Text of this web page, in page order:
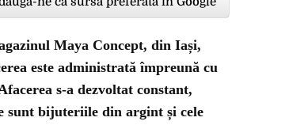
Maya Concept, din Iași,
este administrată împreună cu
s-a dezvoltat constant,
sunt bijuteriile din argint și cele